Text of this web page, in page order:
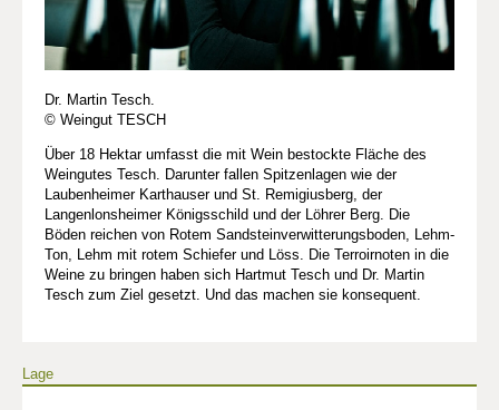
Dr. Martin Tesch.
© Weingut TESCH
Über 18 Hektar umfasst die mit Wein bestockte Fläche des
Weingutes Tesch. Darunter fallen Spitzenlagen wie der
Laubenheimer Karthauser und St. Remigiusberg, der
Langenlonsheimer Königsschild und der Löhrer Berg. Die
Böden reichen von Rotem Sandsteinverwitterungsboden, Lehm-
Ton, Lehm mit rotem Schiefer und Löss. Die Terroirnoten in die
Weine zu bringen haben sich Hartmut Tesch und Dr. Martin
Tesch zum Ziel gesetzt. Und das machen sie konsequent.
Lage